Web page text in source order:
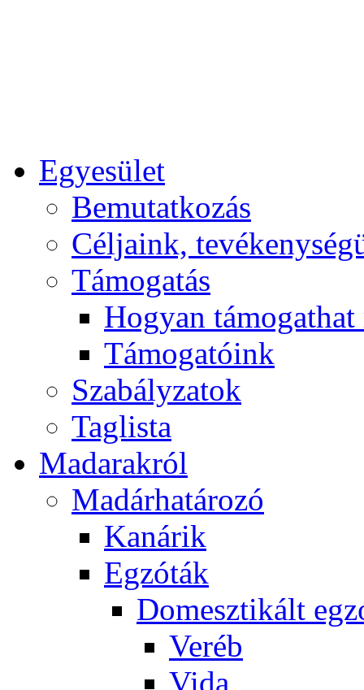
Egyesület
Bemutatkozás
Céljaink,
Támogatás
Hogyan
Támogatóink
Szabályzatok
Taglista
Madarakról
Madárhatározó
Kanárik
Egzóták
Domesztikált
Veréb
Vida